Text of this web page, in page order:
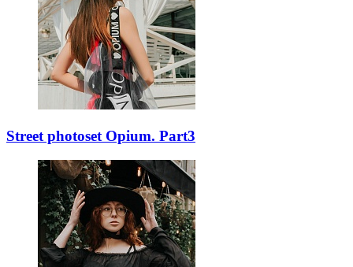
Street photoset Opium. Part3